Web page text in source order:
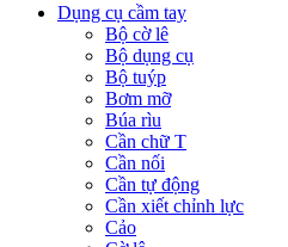
Dụng cụ cầm tay
Bộ cờ lê
Bộ dụng cụ
Bộ tuýp
Bơm mỡ
Búa rìu
Cần chữ T
Cần nối
Cần tự động
Cần xiết chỉnh lực
Cảo